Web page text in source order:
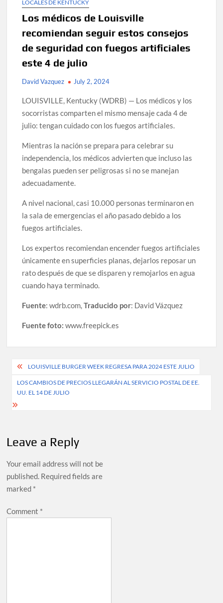
LOCALES DE KENTUCKY
Los médicos de Louisville
recomiendan seguir estos consejos
de seguridad con fuegos artificiales
este 4 de julio
David Vazquez July 2, 2024
LOUISVILLE, Kentucky (WDRB) — Los médicos y los
socorristas comparten el mismo mensaje cada 4 de
julio: tengan cuidado con los fuegos artificiales.
Mientras la nación se prepara para celebrar su
independencia, los médicos advierten que incluso las
bengalas pueden ser peligrosas si no se manejan
adecuadamente.
A nivel nacional, casi 10.000 personas terminaron en
la sala de emergencias el año pasado debido a los
fuegos artificiales.
Los expertos recomiendan encender fuegos artificiales
únicamente en superficies planas, dejarlos reposar un
rato después de que se disparen y remojarlos en agua
cuando haya terminado.
Fuente: wdrb.com,Traducido por: David Vázquez
Fuente foto: www.freepick.es
Post
navigation
LOUISVILLE BURGER WEEK REGRESA PARA 2024 ESTE JULIO
LOS CAMBIOS DE PRECIOS LLEGARÁN AL SERVICIO POSTAL DE EE.
UU. EL 14 DE JULIO
Leave a Reply
Your email address will not be
published. Required fields are
marked *
Comment *